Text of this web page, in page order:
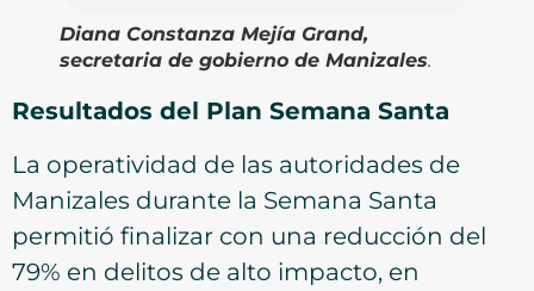
Diana Constanza Mejía Grand,
secretaria de gobierno de Manizales.
Resultados del Plan Semana Santa
La operatividad de las autoridades de
Manizales durante la Semana Santa
permitió finalizar con una reducción del
79% en delitos de alto impacto, en